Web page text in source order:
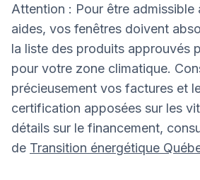
Attention : Pour être admissible
aides, vos fenêtres doivent
la liste des produits approuvés
pour votre zone climatique.
précieusement vos factures et
certification apposées sur les
détails sur le financement,
de Transition énergétique